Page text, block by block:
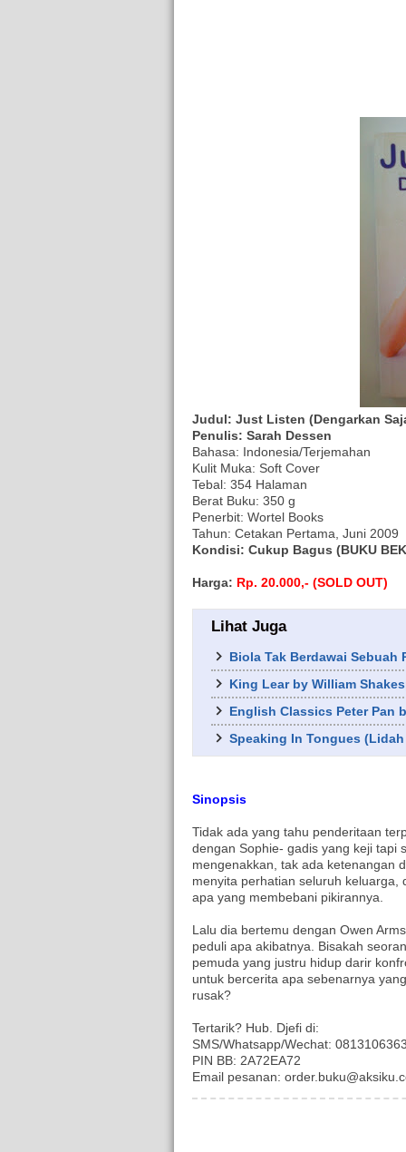
Judul: Just Listen (Dengarkan
Penulis: Sarah Dessen
Bahasa: Indonesia/Terjemahan
Kulit Muka: Soft Cover
Tebal: 354 Halaman
Berat Buku: 350 g
Penerbit: Wortel Books
Tahun: Cetakan Pertama, Juni 2009
Kondisi: Cukup Bagus (BUKU
Harga: Rp. 20.000,- (SOLD OUT)
Lihat Juga
Biola Tak Berdawai Sebuah
King Lear by William
English Classics Peter Pan
Speaking In Tongues
Sinopsis
Tidak ada yang tahu penderitaan
dengan Sophie- gadis yang keji tapi
mengenakkan, tak ada ketenangan
menyita perhatian seluruh
apa yang membebani pikirannya.
Lalu dia bertemu dengan Owen
peduli apa akibatnya. Bisakah
pemuda yang justru hidup darir
untuk bercerita apa sebenarnya
rusak?
Tertarik? Hub. Djefi di:
SMS/Whatsapp/Wechat:
PIN BB: 2A72EA72
Email pesanan: